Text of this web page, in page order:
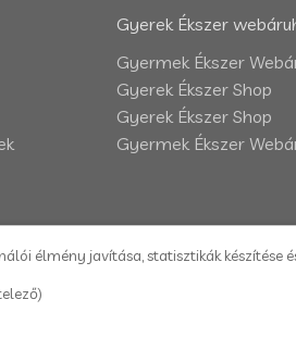
Gyerek Ékszer
Gyermek Ékszer
Gyerek Ékszer Shop
Gyerek Ékszer Shop
Gyermek Ékszer
élmény javítása, statisztikák készítése